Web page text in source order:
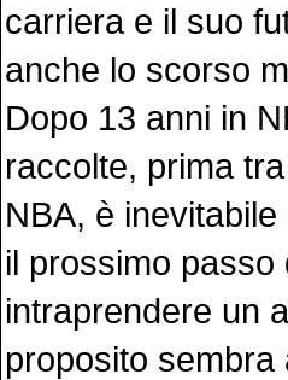
carriera e il suo
anche lo scorso
Dopo 13 anni in
raccolte, prima
NBA, è
il prossimo
intraprendere un
proposito sembra